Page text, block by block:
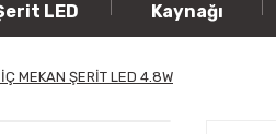
LED
Kaynağı
MEKAN ŞERİT LED 4.8W